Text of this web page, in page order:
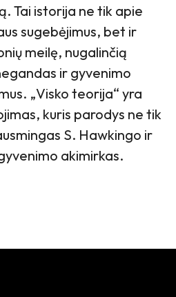
Tai istorija ne tik apie
sugebėjimus, bet ir
meilę, nugalinčią
ir gyvenimo
„Visko teorija“ yra
kuris parodys ne tik
S. Hawkingo ir
akimirkas.